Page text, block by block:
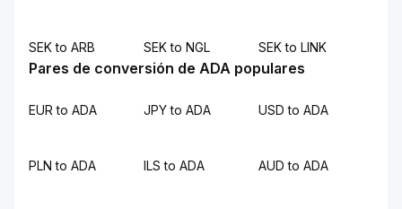
SEK to ARB SEK to NGL SEK to LINK
Pares de conversión de ADA populares
EUR to ADA JPY to ADA USD to ADA
PLN to ADA ILS to ADA AUD to ADA